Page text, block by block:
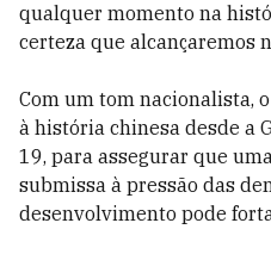
qualquer momento na
certeza que alcançaremos
Com um tom nacionalista,
à história chinesa desde a
19, para assegurar que
submissa à pressão das
desenvolvimento pode